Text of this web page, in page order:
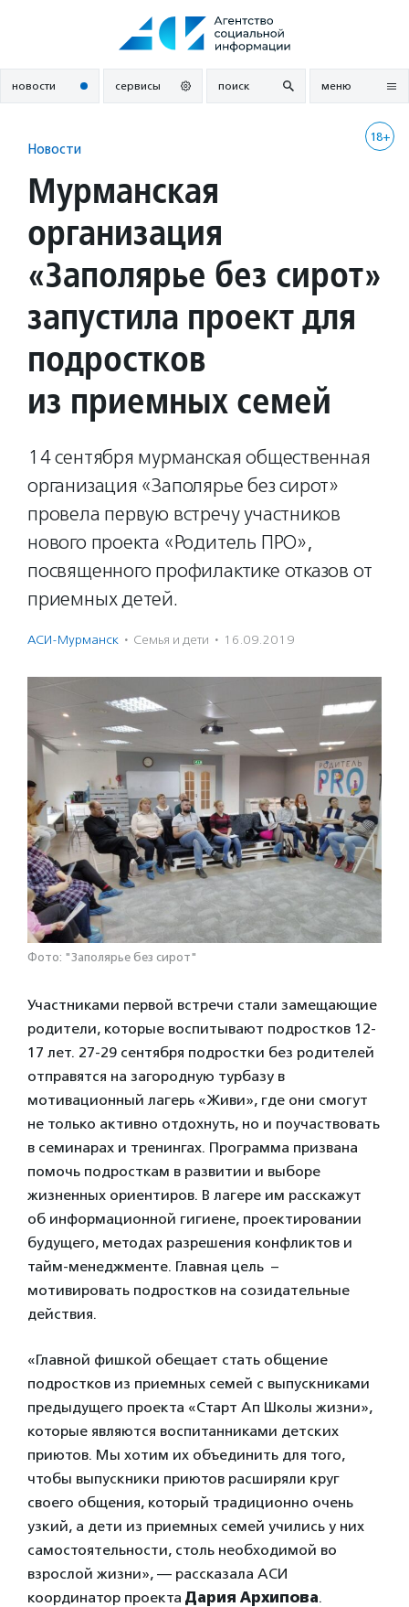
новости сервисы поиск меню
18+
Новости
Мурманская
организация
«Заполярье без сирот»
запустила проект для
подростков
из приемных семей
14 сентября мурманская общественная
организация «Заполярье без сирот»
провела первую встречу участников
нового проекта «Родитель ПРО»,
посвященного профилактике отказов от
приемных детей.
АСИ-Мурманск · Семья и дети · 16.09.2019
Фото: "Заполярье без сирот"
Участниками первой встречи стали замещающие
родители, которые воспитывают подростков 12-
17 лет. 27-29 сентября подростки без родителей
отправятся на загородную турбазу в
мотивационный лагерь «Живи», где они смогут
не только активно отдохнуть, но и поучаствовать
в семинарах и тренингах. Программа призвана
помочь подросткам в развитии и выборе
жизненных ориентиров. В лагере им расскажут
об информационной гигиене, проектировании
будущего, методах разрешения конфликтов и
тайм-менеджменте. Главная цель –
мотивировать подростков на созидательные
действия.
«Главной фишкой обещает стать общение
подростков из приемных семей с выпускниками
предыдущего проекта «Старт Ап Школы жизни»,
которые являются воспитанниками детских
приютов. Мы хотим их объединить для того,
чтобы выпускники приютов расширяли круг
своего общения, который традиционно очень
узкий, а дети из приемных семей учились у них
самостоятельности, столь необходимой во
взрослой жизни», — рассказала АСИ
координатор проекта Дария Архипова.